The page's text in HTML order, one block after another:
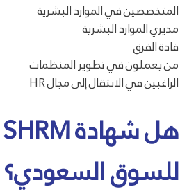
المتخصصين في الموارد البشرية
مديري الموارد البشرية
قادة الفرق
من يعملون في تطوير المنظمات
الراغبين في الانتقال إلى مجال HR
للسوق السعودي؟